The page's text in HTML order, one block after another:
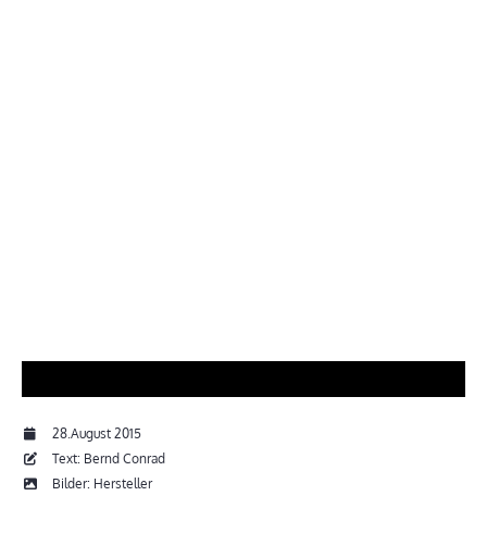
28.August 2015
Text: Bernd Conrad
Bilder: Hersteller